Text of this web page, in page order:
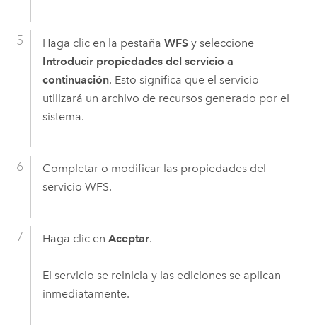
Haga clic en la pestaña WFSy seleccione
Introducir propiedades del servicio a
continuación. Esto significa que el servicio
utilizará un archivo de recursos generado por el
sistema.
Completar o modificar las propiedades del
servicio WFS.
Haga clic en Aceptar.
El servicio se reinicia y las ediciones se aplican
inmediatamente.